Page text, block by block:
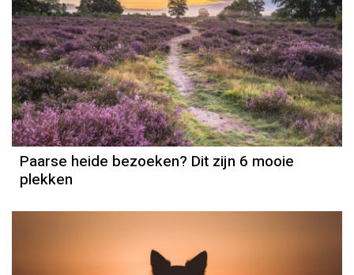
Paarse heide bezoeken? Dit zijn 6 mooie
plekken